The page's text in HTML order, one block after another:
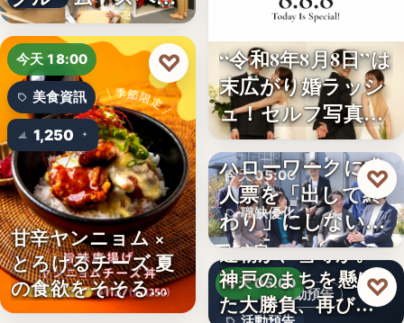
ボ東武宇…
今天 18:00
美食資訊
1,250
甘辛ヤンニョム ×
とろけるチーズ 夏
の食欲をそそる
“旨…
♡
“令和8年8月8日”は
末広がり婚ラッシ
ュ！セルフ写真館
「…
今天 05:00
職缺優化
文字
ハローワークに求
人票を「出して終
わり」にしない。
求人票・…
♡
活動預告
今天 05:00
連覇か、雪辱か。
神戸のまちを懸け
た大勝負、再び！
♡